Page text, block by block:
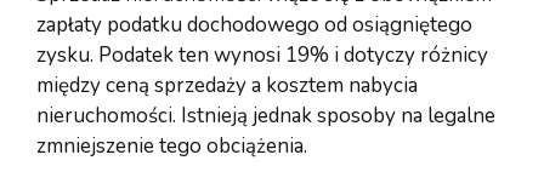
zapłaty podatku dochodowego od osiągniętego
zysku. Podatek ten wynosi 19% i dotyczy różnicy
między ceną sprzedaży a kosztem nabycia
nieruchomości. Istnieją jednak sposoby na legalne
zmniejszenie tego obciążenia.